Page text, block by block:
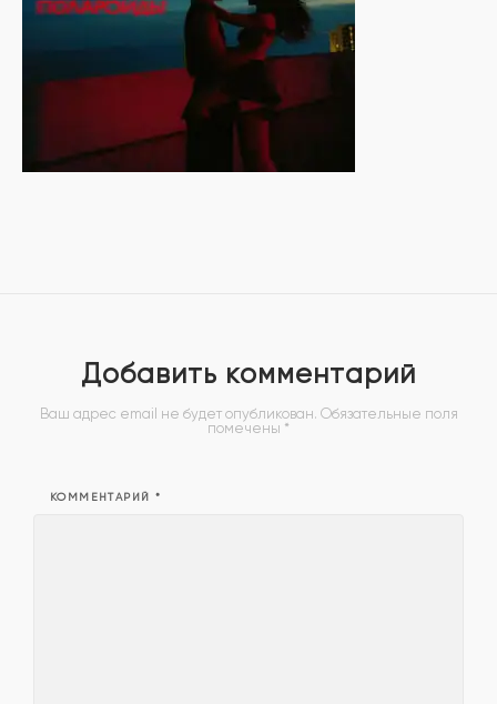
Добавить комментарий
Ваш адрес email не будет опубликован. Обязательные поля
помечены *
КОММЕНТАРИЙ *